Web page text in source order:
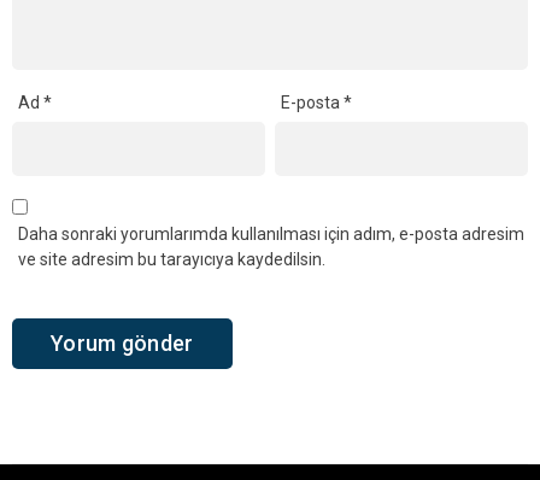
Ad * E-posta*
Daha sonraki yorumlarımda kullanılması için adım, e-posta adresim
ve site adresim bu tarayıcıya kaydedilsin.